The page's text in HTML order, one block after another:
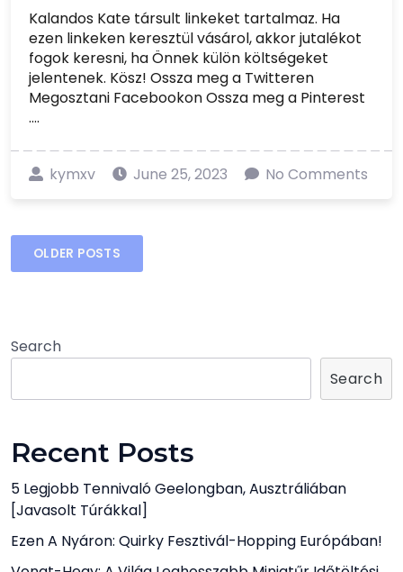
Kalandos Kate társult linkeket tartalmaz. Ha
ezen linkeken keresztül vásárol, akkor jutalékot
fogok keresni, ha Önnek külön költségeket
jelentenek. Kösz! Ossza meg a Twitteren
Megosztani Facebookon Ossza meg a Pinterest
....
kymxv June 25, 2023 No Comments
Posts
OLDER POSTS
Search
Search
Recent Posts
5 Legjobb Tennivaló Geelongban, Ausztráliában
[javasolt Túrákkal]
Ezen A Nyáron: Quirky Fesztivál-Hopping Európában!